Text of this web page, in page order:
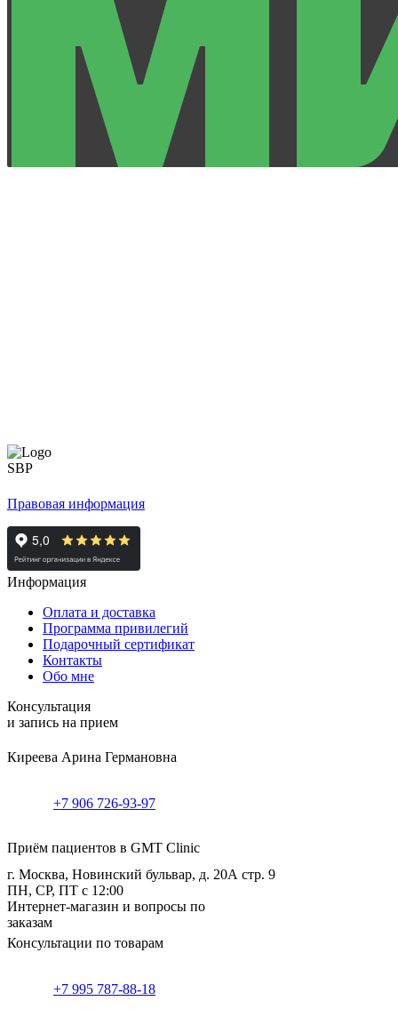
Правовая информация
Информация
Оплата и доставка
Программа привилегий
Подарочный сертификат
Контакты
Обо мне
Консультация
и запись на прием
Киреева Арина Германовна
+7 906 726-93-97
Приём пациентов в GMT Clinic
г. Москва, Новинский бульвар, д. 20А стр. 9
ПН, СР, ПТ с 12:00
Интернет-магазин и вопросы по
заказам
Консультации по товарам
+7 995 787-88-18